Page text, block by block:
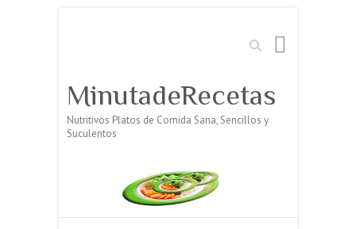
Buscar
MinutadeRecetas
Nutritivos Platos de Comida Sana, Sencillos y
Suculentos